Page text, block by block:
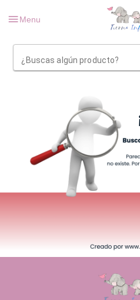
Menu
¿Buscas algún producto?